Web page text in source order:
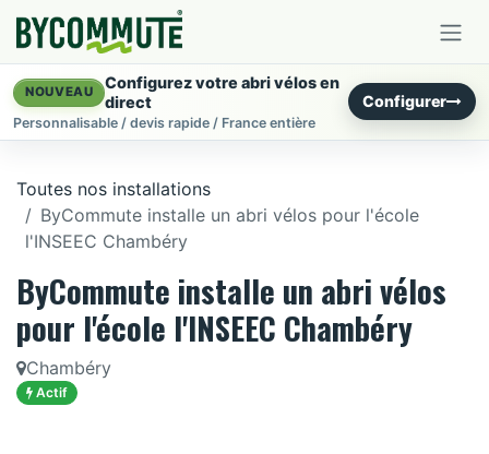
NOUVEAU
Configurez votre abri vélos en
direct
Personnalisable / devis rapide / France entière
Configurer
Toutes nos installations
ByCommute installe un abri vélos pour l'école
l'INSEEC Chambéry
ByCommute installe un abri vélos
pour l'école l'INSEEC Chambéry
Chambéry
Actif